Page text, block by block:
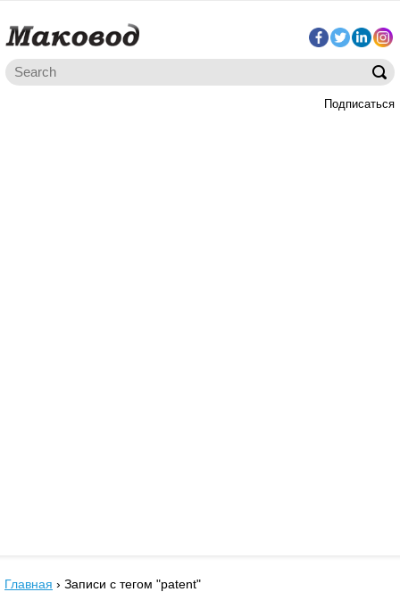
Подписаться
Главная › Записи с тегом "patent"